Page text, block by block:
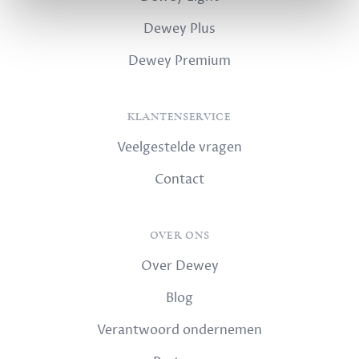
Dewey Plus
Dewey Premium
KLANTENSERVICE
Veelgestelde vragen
Contact
OVER ONS
Over Dewey
Blog
Verantwoord ondernemen